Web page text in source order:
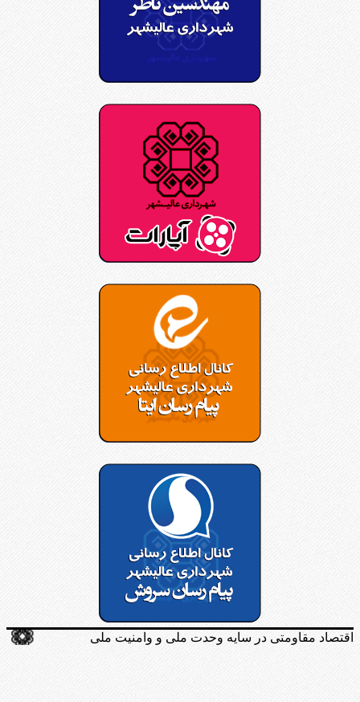
اقتصاد مقاومتی در سایه وحدت ملی و وامنیت ملی